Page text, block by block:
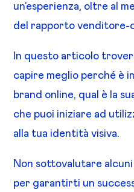
un’esperienza, oltre al
del rapporto venditore-
In questo articolo
capire meglio perché è
brand online, qual è la
che puoi iniziare ad
alla tua identità visiva.
Non sottovalutare
per garantirti un